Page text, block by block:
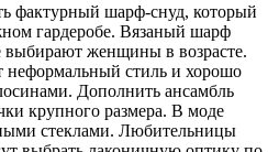
фактурный шарф-снуд, который
гардеробе. Вязаный шарф
женщины в возрасте.
неформальный стиль и хорошо
Дополнить ансамбль
крупного размера. В моде
стеклами. Любительницы